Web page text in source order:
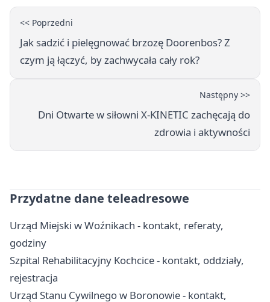
<< Poprzedni
Jak sadzić i pielęgnować brzozę Doorenbos? Z
czym ją łączyć, by zachwycała cały rok?
Następny >>
Dni Otwarte w siłowni X-KINETIC zachęcają do
zdrowia i aktywności
Przydatne dane teleadresowe
Urząd Miejski w Woźnikach - kontakt, referaty,
godziny
Szpital Rehabilitacyjny Kochcice - kontakt, oddziały,
rejestracja
Urząd Stanu Cywilnego w Boronowie - kontakt,